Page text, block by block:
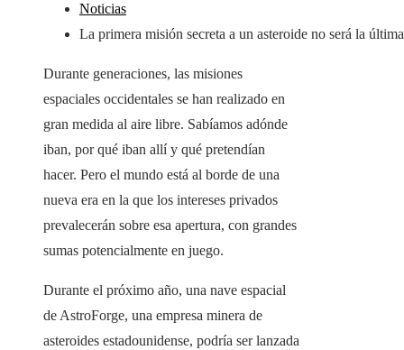
Noticias
La primera misión secreta a un asteroide no será la última
Durante generaciones, las misiones
espaciales occidentales se han realizado en
gran medida al aire libre. Sabíamos adónde
iban, por qué iban allí y qué pretendían
hacer. Pero el mundo está al borde de una
nueva era en la que los intereses privados
prevalecerán sobre esa apertura, con grandes
sumas potencialmente en juego.
Durante el próximo año, una nave espacial
de AstroForge, una empresa minera de
asteroides estadounidense, podría ser lanzada